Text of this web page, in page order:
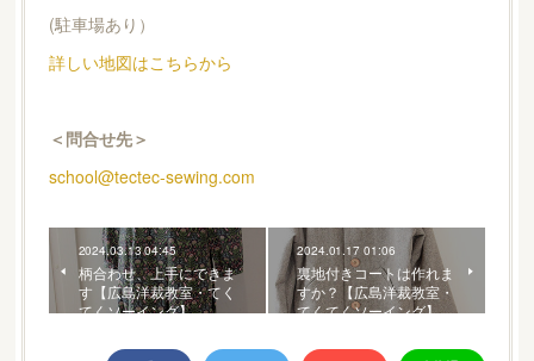
(駐車場あり）
詳しい地図はこちらから
＜問合せ先＞
school@tectec-sewing.com
2024.03.13 04:45
柄合わせ、上手にできま
す【広島洋裁教室・てく
てくソーイング】
2024.01.17 01:06
裏地付きコートは作れま
すか？【広島洋裁教室・
てくてくソーイング】